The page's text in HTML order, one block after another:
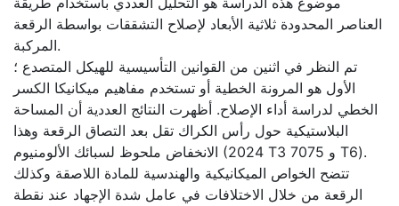
العناصر المحدودة ثلاثية الأبعاد لإصلاح التشققات بواسطة الرقعة
المركبة.
تم النظر في اثنين من القوانين التأسيسية للهيكل المتصدع ؛
الأول هو المرونة الخطية أو تستخدم مفاهيم ميكانيكا الكسر
الخطي لدراسة أداء الإصلاح. أظهرت النتائج العددية أن المساحة
البلاستيكية حول رأس الكراك تقل بعد التصاق الرقعة وهذا
الانخفاض ملحوظ لسبائك الألومنيوم (2024 T3 و 7075 T6).
تتضح الخواص الميكانيكية والهندسية للمادة اللاصقة وكذلك
الرقعة من خلال الاختلافات في عامل شدة الإجهاد عند نقطة